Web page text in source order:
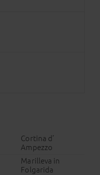
Cortina d’
Ampezzo
Marilleva in
Folgarida